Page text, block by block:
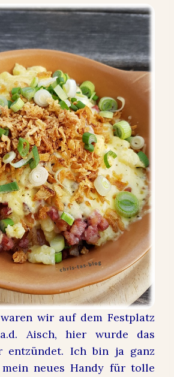
wir auf dem Festplatz
Aisch, hier wurde das
entzündet. Ich bin ja ganz
neues Handy für tolle